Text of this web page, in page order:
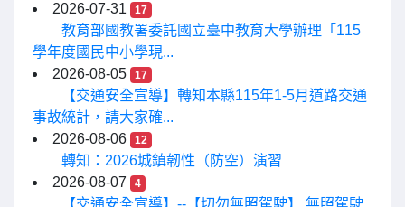
2026-07-31
17
教育部國教署委託國立臺中教育大學辦理「115
學年度國民中小學現...
2026-08-05
17
【交通安全宣導】轉知本縣115年1-5月道路交通
事故統計，請大家確...
2026-08-06
12
轉知：2026城鎮韌性（防空）演習
2026-08-07
4
【交通安全宣導】--【切勿無照駕駛】 無照駕駛